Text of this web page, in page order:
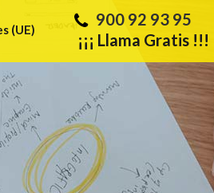
900 92 93 95
¡¡¡ Llama Gratis !!!
(UE)